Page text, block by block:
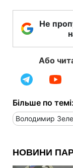
Не
Або
Більше по темі:
Володимир